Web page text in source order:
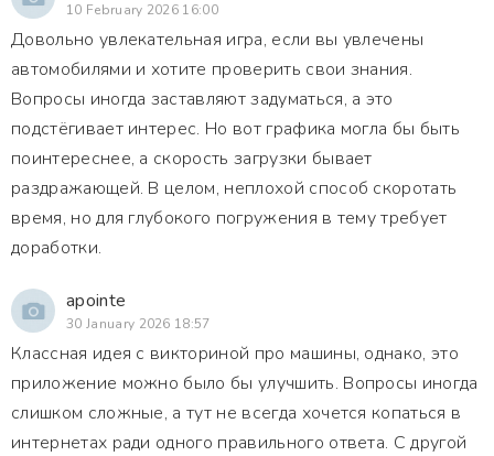
10 February 2026 16:00
Довольно увлекательная игра, если вы увлечены
автомобилями и хотите проверить свои знания.
Вопросы иногда заставляют задуматься, а это
подстёгивает интерес. Но вот графика могла бы быть
поинтереснее, а скорость загрузки бывает
раздражающей. В целом, неплохой способ скоротать
время, но для глубокого погружения в тему требует
доработки.
apointe
30 January 2026 18:57
Классная идея с викториной про машины, однако, это
приложение можно было бы улучшить. Вопросы иногда
слишком сложные, а тут не всегда хочется копаться в
интернетах ради одного правильного ответа. С другой